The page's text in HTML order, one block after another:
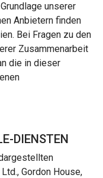
unserer
Anbietern finden
Bei Fragen zu den
Zusammenarbeit
die in dieser
DIENSTEN
Gordon House,